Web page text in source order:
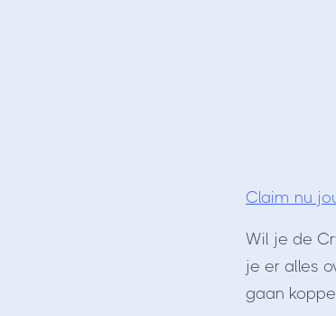
Claim nu
Wil je de
je er alles
gaan